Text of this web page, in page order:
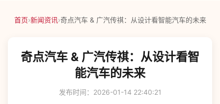
首页›新闻资讯›奇点汽车 & 广汽传祺：从设计看智能汽车的未来
奇点汽车 & 广汽传祺：从设计看智
能汽车的未来
发布时间：2026-01-14 22:40:21